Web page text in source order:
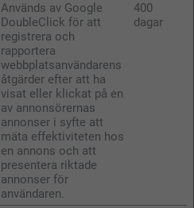
Används av Google
DoubleClick för att
registrera och
rapportera
webbplatsanvändarens
åtgärder efter att ha
visat eller klickat på en
av annonsörernas
annonser i syfte att
mäta effektiviteten hos
en annons och att
presentera riktade
annonser för
användaren.
400
dagar